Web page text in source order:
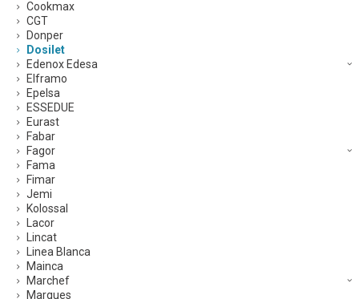
Cookmax
CGT
Donper
Dosilet
Edenox Edesa
Elframo
Epelsa
ESSEDUE
Eurast
Fabar
Fagor
Fama
Fimar
Jemi
Kolossal
Lacor
Lincat
Linea Blanca
Mainca
Marchef
Marques